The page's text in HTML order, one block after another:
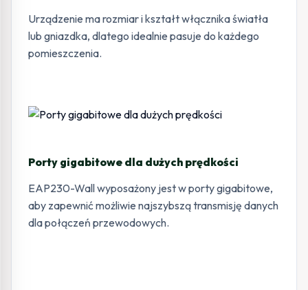
Urządzenie ma rozmiar i kształt włącznika światła
lub gniazdka, dlatego idealnie pasuje do każdego
pomieszczenia.
Porty gigabitowe dla dużych prędkości
EAP230-Wall wyposażony jest w porty gigabitowe,
aby zapewnić możliwie najszybszą transmisję danych
dla połączeń przewodowych.